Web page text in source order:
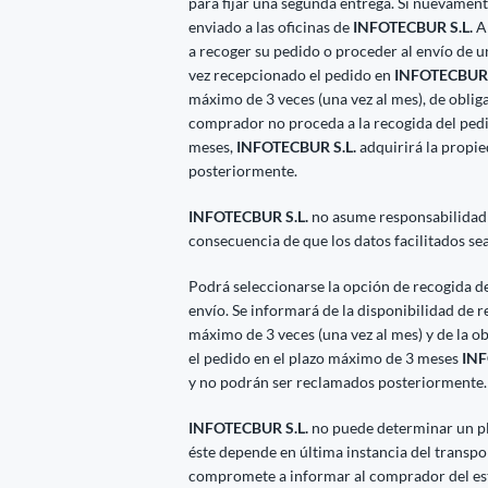
enviado a las oficinas de INFOTECBUR S.L.
a recoger su pedido o proceder al envío de
vez recepcionado el pedido en
máximo de 3 veces (una vez al mes), de
comprador no proceda a la recogida del
meses, INFOTECBUR S.L.adquirirá la
posteriormente.
INFOTECBUR S.L. no asume
consecuencia de que los datos facilitados
Podrá seleccionarse la opción de recogida
envío. Se informará de la disponibilidad de
máximo de 3 veces (una vez al mes) y de la
el pedido en el plazo máximo de 3 meses
y no podrán ser reclamados posteriormente.
INFOTECBUR S.L. no puede determinar un
éste depende en última instancia del
compromete a informar al comprador del